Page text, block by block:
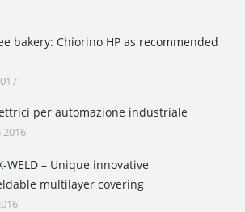
bakery: Chiorino HP as recommended
per automazione industriale
WELD – Unique innovative
multilayer covering